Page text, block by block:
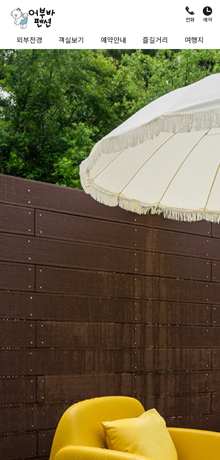
외부전경 객실보기 예약안내 즐길거리 여행지
전화 예약